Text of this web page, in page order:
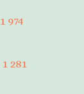
1 974
1 281